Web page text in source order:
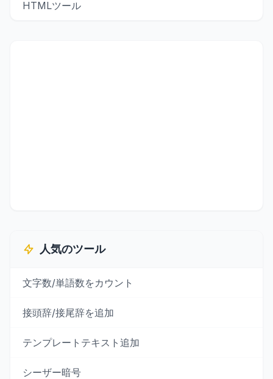
HTMLツール
人気のツール
文字数/単語数をカウント
接頭辞/接尾辞を追加
テンプレートテキスト追加
シーザー暗号